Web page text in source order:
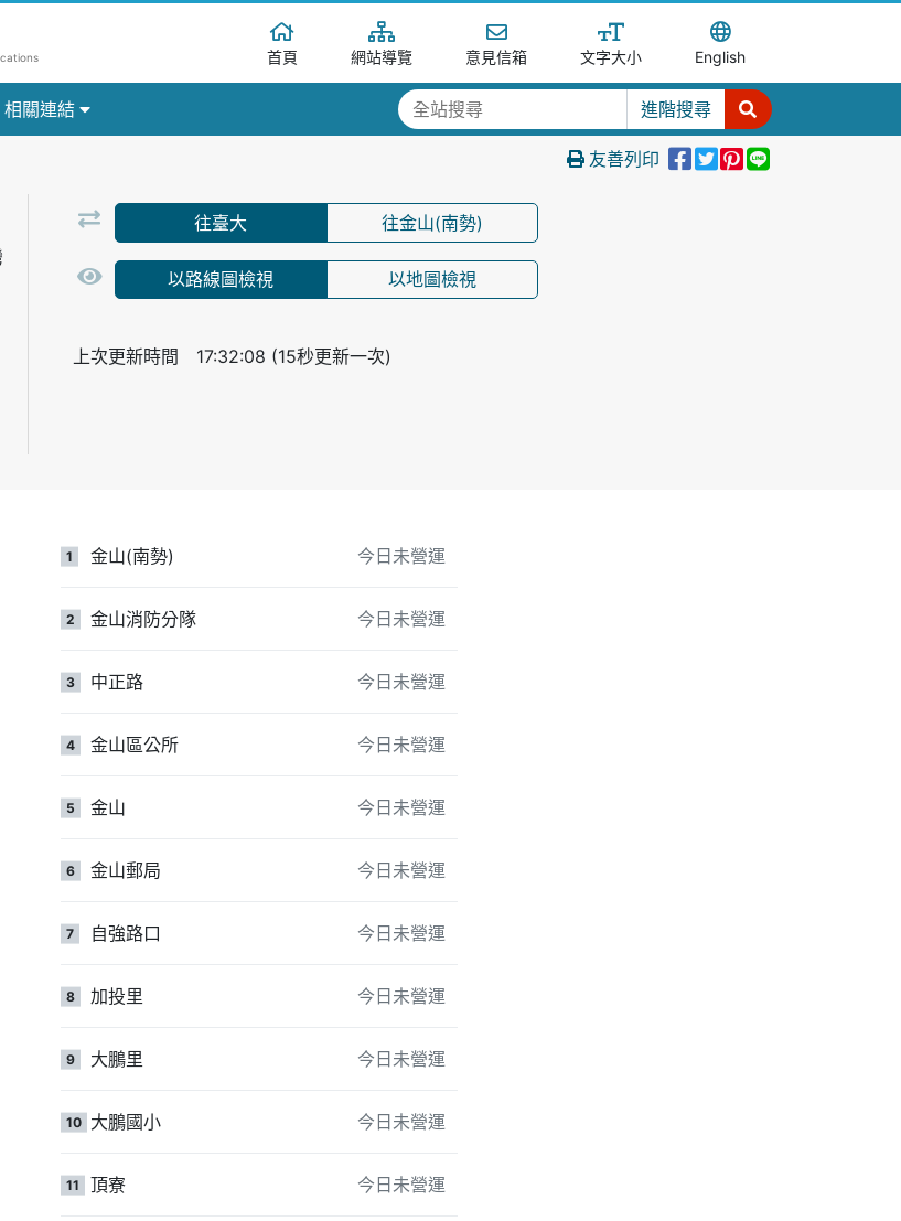
首頁 網站導覽 意見信箱 文字大小 English
相關連結
進階搜尋
友善列印 分享到Facebook
分享至Tweet
分享至
分享至Line
往臺大 往金山(南勢)
以路線圖檢視 以地圖檢視
上次更新時間 17:32:08 (15秒更新一次)
1 金山(南勢) 今日未營運
2 金山消防分隊 今日未營運
3 中正路 今日未營運
4 金山區公所 今日未營運
5 金山 今日未營運
6 金山郵局 今日未營運
7 自強路口 今日未營運
8 加投里 今日未營運
9 大鵬里 今日未營運
10 大鵬國小 今日未營運
11 頂寮 今日未營運